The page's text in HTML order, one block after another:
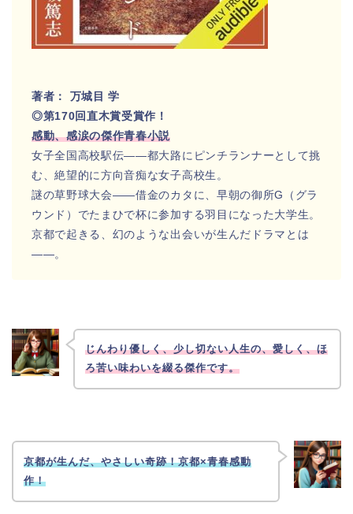
著者： 万城目 学
◎第170回直木賞受賞作！
感動、感涙の傑作青春小説
女子全国高校駅伝――都大路にピンチランナーとして挑
む、絶望的に方向音痴な女子高校生。
謎の草野球大会――借金のカタに、早朝の御所G（グラ
ウンド）でたまひで杯に参加する羽目になった大学生。
京都で起きる、幻のような出会いが生んだドラマとは
――。
じんわり優しく、少し切ない人生の、愛しく、ほ
ろ苦い味わいを綴る傑作です。
京都が生んだ、やさしい奇跡！京都×青春感動
作！